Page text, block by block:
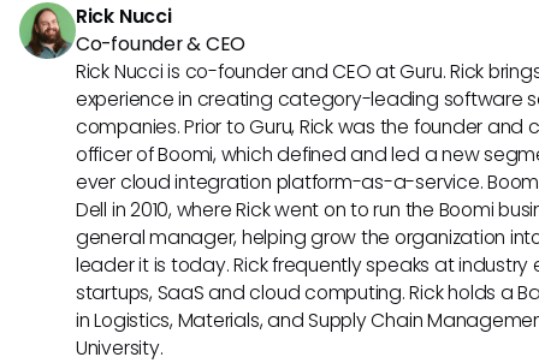
Rick Nucci
Co-founder & CEO
Rick Nucci is co-founder and CEO at Guru. Rick
experience in creating category-leading software
companies. Prior to Guru, Rick was the founder and
officer of Boomi, which defined and led a new
ever cloud integration platform-as-a-service.
Dell in 2010, where Rick went on to run the Boomi
general manager, helping grow the organization
leader it is today. Rick frequently speaks at
startups, SaaS and cloud computing. Rick holds a
in Logistics, Materials, and Supply Chain
University.